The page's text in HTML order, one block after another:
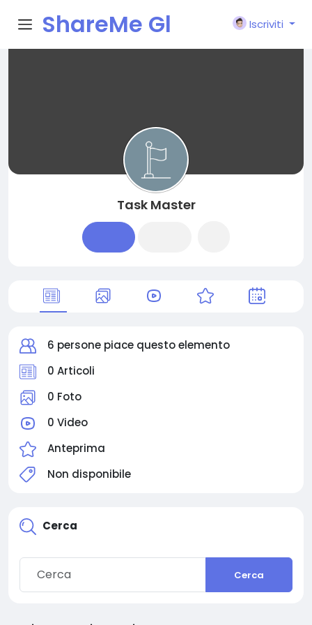
ShareMe Gl
Iscriviti
Task Master
6 persone piace questo elemento
0 Articoli
0 Foto
0 Video
Anteprima
Non disponibile
Cerca
Cerca